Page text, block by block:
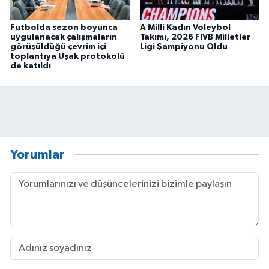
Futbolda sezon boyunca
uygulanacak çalışmaların
görüşüldüğü çevrim içi
toplantıya Uşak protokolü
de katıldı
A Milli Kadın Voleybol
Takımı, 2026 FIVB Milletler
Ligi Şampiyonu Oldu
Yorumlar